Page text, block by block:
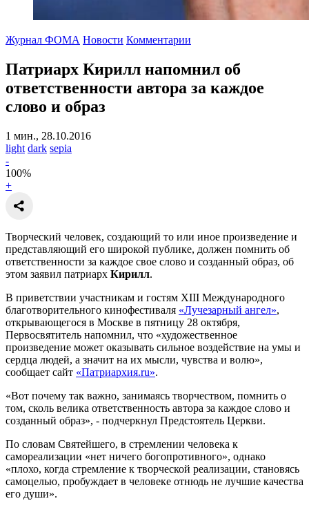
Журнал ФОМА Новости Комментарии
Патриарх Кирилл напомнил об
ответственности автора за каждое
слово и образ
1 мин., 28.10.2016
light dark sepia
-
100%
+
Творческий человек, создающий то или иное произведение и
представляющий его широкой публике, должен помнить об
ответственности за каждое свое слово и созданный образ, об
этом заявил патриарх Кирилл.
В приветствии участникам и гостям XIII Международного
благотворительного кинофестиваля «Лучезарный ангел»,
открывающегося в Москве в пятницу 28 октября,
Первосвятитель напомнил, что «художественное
произведение может оказывать сильное воздействие на умы и
сердца людей, а значит на их мысли, чувства и волю»,
сообщает сайт «Патриархия.ru».
«Вот почему так важно, занимаясь творчеством, помнить о
том, сколь велика ответственность автора за каждое слово и
созданный образ», - подчеркнул Предстоятель Церкви.
По словам Святейшего, в стремлении человека к
самореализации «нет ничего богопротивного», однако
«плохо, когда стремление к творческой реализации, становясь
самоцелью, пробуждает в человеке отнюдь не лучшие качества
его души».